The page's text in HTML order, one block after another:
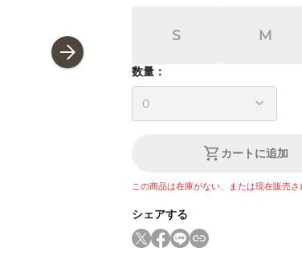
S M
数量：
カートに追加
この商品は在庫がない、または現在販売さ
シェアする